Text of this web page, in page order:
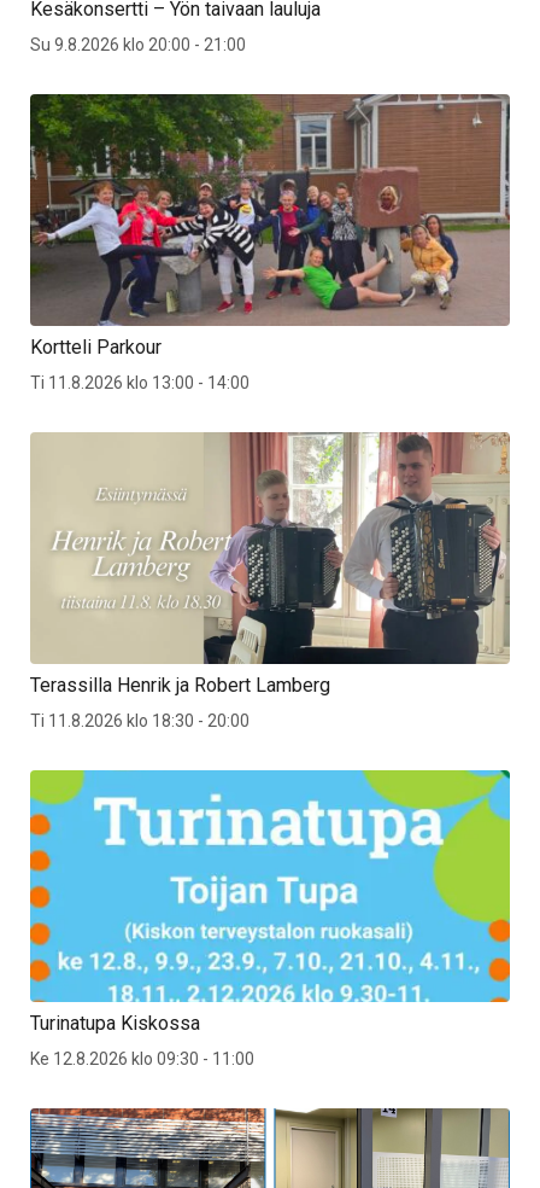
Kesäkonsertti – Yön taivaan lauluja
Su 9.8.2026 klo 20:00 - 21:00
Kortteli Parkour
Ti 11.8.2026 klo 13:00 - 14:00
Terassilla Henrik ja Robert Lamberg
Ti 11.8.2026 klo 18:30 - 20:00
Turinatupa Kiskossa
Ke 12.8.2026 klo 09:30 - 11:00